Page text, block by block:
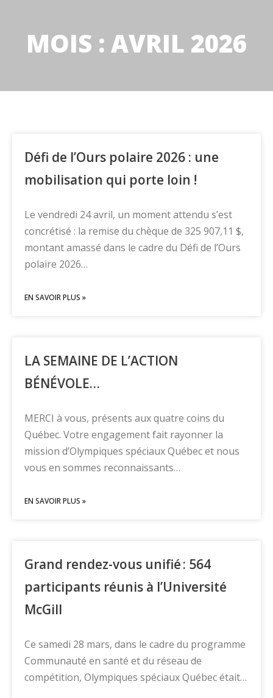
MOIS : AVRIL 2026
Défi de l’Ours polaire 2026 : une
mobilisation qui porte loin !
Le vendredi 24 avril, un moment attendu s’est
concrétisé : la remise du chèque de 325 907,11 $,
montant amassé dans le cadre du Défi de l’Ours
polaire 2026…
EN SAVOIR PLUS »
LA SEMAINE DE L’ACTION
BÉNÉVOLE…
MERCI à vous, présents aux quatre coins du
Québec. Votre engagement fait rayonner la
mission d’Olympiques spéciaux Québec et nous
vous en sommes reconnaissants…
EN SAVOIR PLUS »
Grand rendez-vous unifié : 564
participants réunis à l’Université
McGill
Ce samedi 28 mars, dans le cadre du programme
Communauté en santé et du réseau de
compétition, Olympiques spéciaux Québec était…